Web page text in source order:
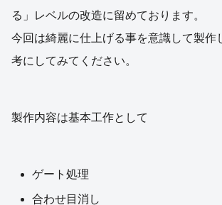
る」レベルの改造に留めております。
今回は綺麗に仕上げる事を意識して製作
考にしてみてください。
製作内容は基本工作として
ゲート処理
合わせ目消し